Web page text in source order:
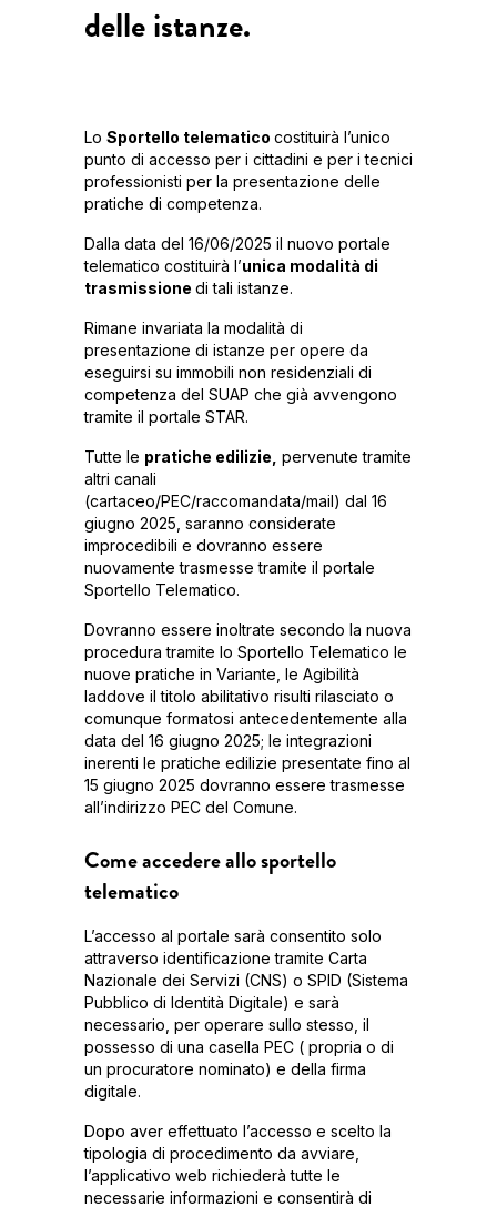
delle istanze.
Lo Sportello telematico costituirà l’unico
punto di accesso per i cittadini e per i tecnici
professionisti per la presentazione delle
pratiche di competenza.
Dalla data del 16/06/2025 il nuovo portale
telematico costituirà l’unica modalità di
trasmissione di tali istanze.
Rimane invariata la modalità di
presentazione di istanze per opere da
eseguirsi su immobili non residenziali di
competenza del SUAP che già avvengono
tramite il portale STAR.
Tutte le pratiche edilizie, pervenute tramite
altri canali
(cartaceo/PEC/raccomandata/mail) dal 16
giugno 2025, saranno considerate
improcedibili e dovranno essere
nuovamente trasmesse tramite il portale
Sportello Telematico.
Dovranno essere inoltrate secondo la nuova
procedura tramite lo Sportello Telematico le
nuove pratiche in Variante, le Agibilità
laddove il titolo abilitativo risulti rilasciato o
comunque formatosi antecedentemente alla
data del 16 giugno 2025; le integrazioni
inerenti le pratiche edilizie presentate fino al
15 giugno 2025 dovranno essere trasmesse
all’indirizzo PEC del Comune.
Come accedere allo sportello
telematico
L’accesso al portale sarà consentito solo
attraverso identificazione tramite Carta
Nazionale dei Servizi (CNS) o SPID (Sistema
Pubblico di Identità Digitale) e sarà
necessario, per operare sullo stesso, il
possesso di una casella PEC ( propria o di
un procuratore nominato) e della firma
digitale.
Dopo aver effettuato l’accesso e scelto la
tipologia di procedimento da avviare,
l’applicativo web richiederà tutte le
necessarie informazioni e consentirà di